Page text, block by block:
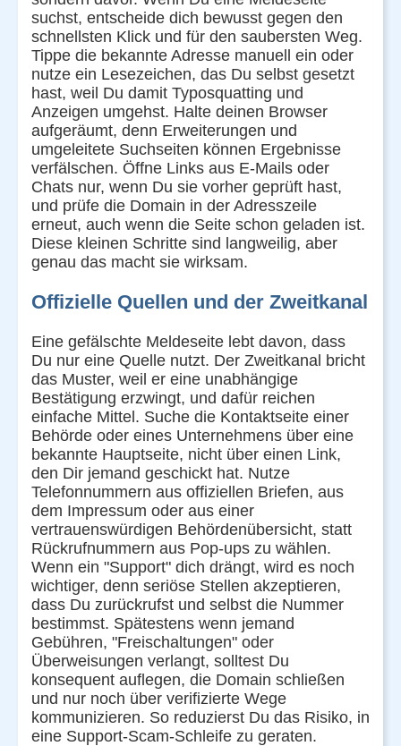
suchst, entscheide dich bewusst gegen den
schnellsten Klick und für den saubersten Weg.
Tippe die bekannte Adresse manuell ein oder
nutze ein Lesezeichen, das Du selbst gesetzt
hast, weil Du damit Typosquatting und
Anzeigen umgehst. Halte deinen Browser
aufgeräumt, denn Erweiterungen und
umgeleitete Suchseiten können Ergebnisse
verfälschen. Öffne Links aus E-Mails oder
Chats nur, wenn Du sie vorher geprüft hast,
und prüfe die Domain in der Adresszeile
erneut, auch wenn die Seite schon geladen ist.
Diese kleinen Schritte sind langweilig, aber
genau das macht sie wirksam.
Offizielle Quellen und der Zweitkanal
Eine gefälschte Meldeseite lebt davon, dass
Du nur eine Quelle nutzt. Der Zweitkanal bricht
das Muster, weil er eine unabhängige
Bestätigung erzwingt, und dafür reichen
einfache Mittel. Suche die Kontaktseite einer
Behörde oder eines Unternehmens über eine
bekannte Hauptseite, nicht über einen Link,
den Dir jemand geschickt hat. Nutze
Telefonnummern aus offiziellen Briefen, aus
dem Impressum oder aus einer
vertrauenswürdigen Behördenübersicht, statt
Rückrufnummern aus Pop-ups zu wählen.
Wenn ein "Support" dich drängt, wird es noch
wichtiger, denn seriöse Stellen akzeptieren,
dass Du zurückrufst und selbst die Nummer
bestimmst. Spätestens wenn jemand
Gebühren, "Freischaltungen" oder
Überweisungen verlangt, solltest Du
konsequent auflegen, die Domain schließen
und nur noch über verifizierte Wege
kommunizieren. So reduzierst Du das Risiko, in
eine Support-Scam-Schleife zu geraten.